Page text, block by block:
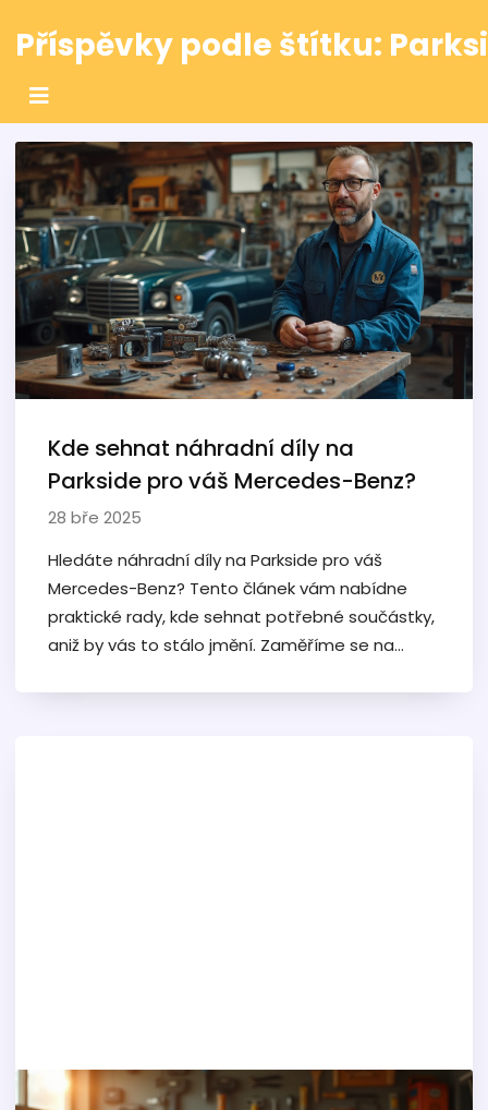
Příspěvky podle štítku:
Kde sehnat náhradní díly na
Parkside pro váš Mercedes-Benz?
28 bře 2025
Hledáte náhradní díly na Parkside pro váš
Mercedes-Benz? Tento článek vám nabídne
praktické rady, kde sehnat potřebné součástky,
aniž by vás to stálo jmění. Zaměříme se na